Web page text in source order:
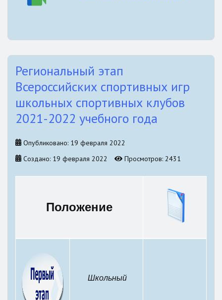
Региональный этап
Всероссийских спортивных игр
школьных спортивных клубов
2021-2022 учебного года
Опубликовано: 19 февраля 2022
Создано: 19 февраля 2022
Просмотров: 2431
Положение
Школьный